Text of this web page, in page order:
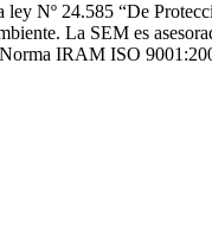
Nº 24.585 “De
La SEM es
IRAM ISO